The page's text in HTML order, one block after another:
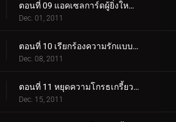
ตอนที่ 09 แอคเซลการ์ดผู้ยิ่งใหญ่เข้าช่วยเหลือ!
Dec. 01, 2011
ตอนที่ 10 เรียกร้องความรักแบบพี่น้อง!
Dec. 08, 2011
ตอนที่ 11 หยุดความโกรธเกรี้ยวแห่งตำนาน! (1)
Dec. 15, 2011